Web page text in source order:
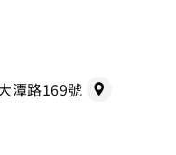
潭路169號